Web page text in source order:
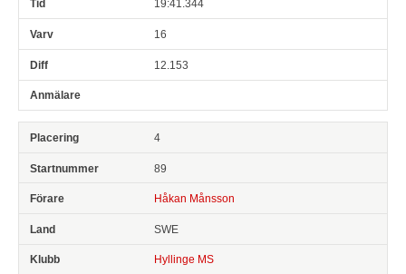
19:41.344
16
12.153
4
89
Håkan Månsson
SWE
Hyllinge MS